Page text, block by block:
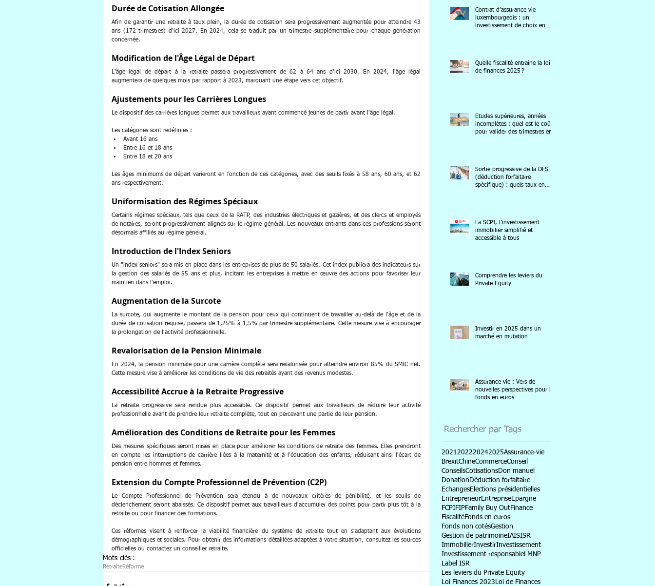
Durée de Cotisation Allongée
Afin de garantir une retraite à taux plein, la durée de cotisation sera progressivement augmentée pour atteindre 43
ans (172 trimestres) d'ici 2027. En 2024, cela se traduit par un trimestre supplémentaire pour chaque génération
concernée.
Modification de l'Âge Légal de Départ
L'âge légal de départ à la retraite passera progressivement de 62 à 64 ans d'ici 2030. En 2024, l'âge légal
augmentera de quelques mois par rapport à 2023, marquant une étape vers cet objectif.
Ajustements pour les Carrières Longues
Le dispositif des carrières longues permet aux travailleurs ayant commencé jeunes de partir avant l'âge légal.
Les catégories sont redéfinies :
Avant 16 ans
Entre 16 et 18 ans
Entre 18 et 20 ans
Les âges minimums de départ varieront en fonction de ces catégories, avec des seuils fixés à 58 ans, 60 ans, et 62
ans respectivement.
Uniformisation des Régimes Spéciaux
Certains régimes spéciaux, tels que ceux de la RATP, des industries électriques et gazières, et des clercs et employés
de notaires, seront progressivement alignés sur le régime général. Les nouveaux entrants dans ces professions seront
désormais affiliés au régime général.
Introduction de l'Index Seniors
Un "index seniors" sera mis en place dans les entreprises de plus de 50 salariés. Cet index publiera des indicateurs sur
la gestion des salariés de 55 ans et plus, incitant les entreprises à mettre en œuvre des actions pour favoriser leur
maintien dans l'emploi.
Augmentation de la Surcote
La surcote, qui augmente le montant de la pension pour ceux qui continuent de travailler au-delà de l'âge et de la
durée de cotisation requise, passera de 1,25% à 1,5% par trimestre supplémentaire. Cette mesure vise à encourager
la prolongation de l'activité professionnelle.
Revalorisation de la Pension Minimale
En 2024, la pension minimale pour une carrière complète sera revalorisée pour atteindre environ 85% du SMIC net.
Cette mesure vise à améliorer les conditions de vie des retraités ayant des revenus modestes.
Accessibilité Accrue à la Retraite Progressive
La retraite progressive sera rendue plus accessible. Ce dispositif permet aux travailleurs de réduire leur activité
professionnelle avant de prendre leur retraite complète, tout en percevant une partie de leur pension.
Amélioration des Conditions de Retraite pour les Femmes
Des mesures spécifiques seront mises en place pour améliorer les conditions de retraite des femmes. Elles prendront
en compte les interruptions de carrière liées à la maternité et à l'éducation des enfants, réduisant ainsi l'écart de
pension entre hommes et femmes.
Extension du Compte Professionnel de Prévention (C2P)
Le Compte Professionnel de Prévention sera étendu à de nouveaux critères de pénibilité, et les seuils de
déclenchement seront abaissés. Ce dispositif permet aux travailleurs d'accumuler des points pour partir plus tôt à la
retraite ou pour financer des formations.
Ces réformes visent à renforcer la viabilité financière du système de retraite tout en s'adaptant aux évolutions
démographiques et sociales. Pour obtenir des informations détaillées adaptées à votre situation, consultez les sources
officielles ou contactez un conseiller retraite.
Mots-clés :
RetraiteRéforme
Contrat d’assurance-vie
luxembourgeois : un
investissement de choix en
Quelle fiscalité entraine la loi
de finances 2025 ?
Études supérieures, années
incomplètes : quel est le coût
pour valider des trimestres en
Sortie progressive de la DFS
(déduction forfaitaire
spécifique) : quels taux en
La SCPI, l’investissement
immobilier simplifié et
accessible à tous
Comprendre les leviers du
Private Equity
Investir en 2025 dans un
marché en mutation
Assurance-vie : Vers de
nouvelles perspectives pour les
fonds en euros
Rechercher par Tags
2021 202220242025Assurance-vie
BrexitChineCommerceConseil
ConseilsCotisationsDon manuel
Donation Déduction forfaitaire
EchangesElections présidentielles
EntrepreneurEntrepriseEpargne
FCPIFIPFamily Buy OutFinance
FiscalitéFonds en euros
Fonds non cotésGestion
Gestion de patrimoineIAISISR
ImmobilierInvestirInvestissement
Investissement responsable LMNP
Label ISR
Les leviers du Private Equity
Loi Finances 2023 Loi de Finances